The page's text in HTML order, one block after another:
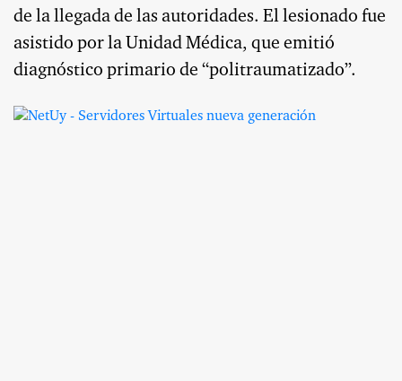
de la llegada de las autoridades. El lesionado fue
asistido por la Unidad Médica, que emitió
diagnóstico primario de “politraumatizado”.